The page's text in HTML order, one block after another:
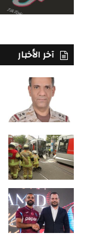
آخر الأخبار